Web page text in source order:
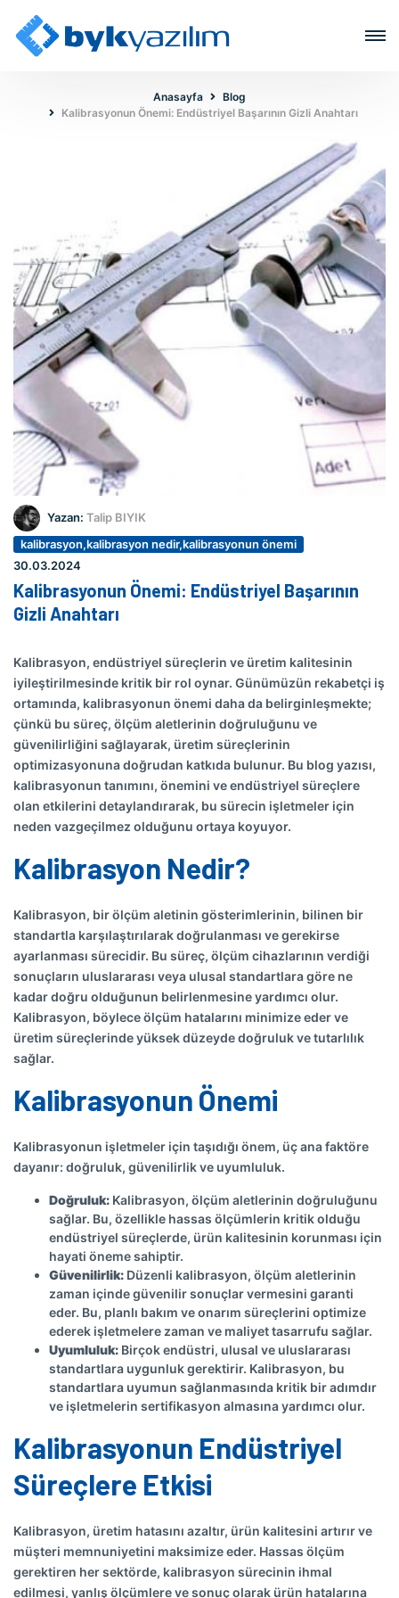
Anasayfa
Blog
Kalibrasyonun Önemi: Endüstriyel Başarının Gizli Anahtarı
Yazan: Talip BIYIK
kalibrasyon,kalibrasyon nedir,kalibrasyonun önemi
30.03.2024
Kalibrasyonun Önemi: Endüstriyel Başarının
Gizli Anahtarı
Kalibrasyon, endüstriyel süreçlerin ve üretim kalitesinin
iyileştirilmesinde kritik bir rol oynar. Günümüzün rekabetçi iş
ortamında, kalibrasyonun önemi daha da belirginleşmekte;
çünkü bu süreç, ölçüm aletlerinin doğruluğunu ve
güvenilirliğini sağlayarak, üretim süreçlerinin
optimizasyonuna doğrudan katkıda bulunur. Bu blog yazısı,
kalibrasyonun tanımını, önemini ve endüstriyel süreçlere
olan etkilerini detaylandırarak, bu sürecin işletmeler için
neden vazgeçilmez olduğunu ortaya koyuyor.
Kalibrasyon Nedir?
Kalibrasyon, bir ölçüm aletinin gösterimlerinin, bilinen bir
standartla karşılaştırılarak doğrulanması ve gerekirse
ayarlanması sürecidir. Bu süreç, ölçüm cihazlarının verdiği
sonuçların uluslararası veya ulusal standartlara göre ne
kadar doğru olduğunun belirlenmesine yardımcı olur.
Kalibrasyon, böylece ölçüm hatalarını minimize eder ve
üretim süreçlerinde yüksek düzeyde doğruluk ve tutarlılık
sağlar.
Kalibrasyonun Önemi
Kalibrasyonun işletmeler için taşıdığı önem, üç ana faktöre
dayanır: doğruluk, güvenilirlik ve uyumluluk.
Doğruluk: Kalibrasyon, ölçüm aletlerinin doğruluğunu
sağlar. Bu, özellikle hassas ölçümlerin kritik olduğu
endüstriyel süreçlerde, ürün kalitesinin korunması için
hayati öneme sahiptir.
Güvenilirlik: Düzenli kalibrasyon, ölçüm aletlerinin
zaman içinde güvenilir sonuçlar vermesini garanti
eder. Bu, planlı bakım ve onarım süreçlerini optimize
ederek işletmelere zaman ve maliyet tasarrufu sağlar.
Uyumluluk: Birçok endüstri, ulusal ve uluslararası
standartlara uygunluk gerektirir. Kalibrasyon, bu
standartlara uyumun sağlanmasında kritik bir adımdır
ve işletmelerin sertifikasyon almasına yardımcı olur.
Kalibrasyonun Endüstriyel
Süreçlere Etkisi
Kalibrasyon, üretim hatasını azaltır, ürün kalitesini artırır ve
müşteri memnuniyetini maksimize eder. Hassas ölçüm
gerektiren her sektörde, kalibrasyon sürecinin ihmal
edilmesi, yanlış ölçümlere ve sonuç olarak ürün hatalarına